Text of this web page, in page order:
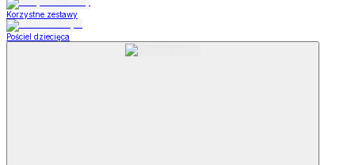
Korzystne zestawy
Pościel dziecięca